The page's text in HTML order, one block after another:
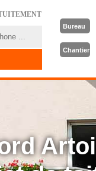
Bureau
Chantier